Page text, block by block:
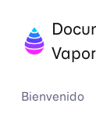
Vapor
Bienvenido